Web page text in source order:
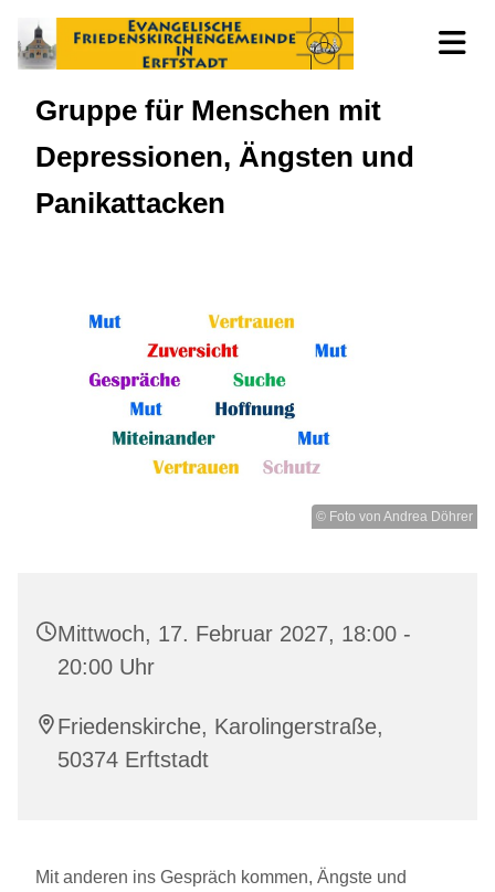
Gruppe für Menschen mit
Depressionen, Ängsten und
Panikattacken
© Foto von Andrea Döhrer
Mittwoch, 17. Februar 2027, 18:00 -
20:00 Uhr
Friedenskirche, Karolingerstraße,
50374 Erftstadt
Mit anderen ins Gespräch kommen, Ängste und